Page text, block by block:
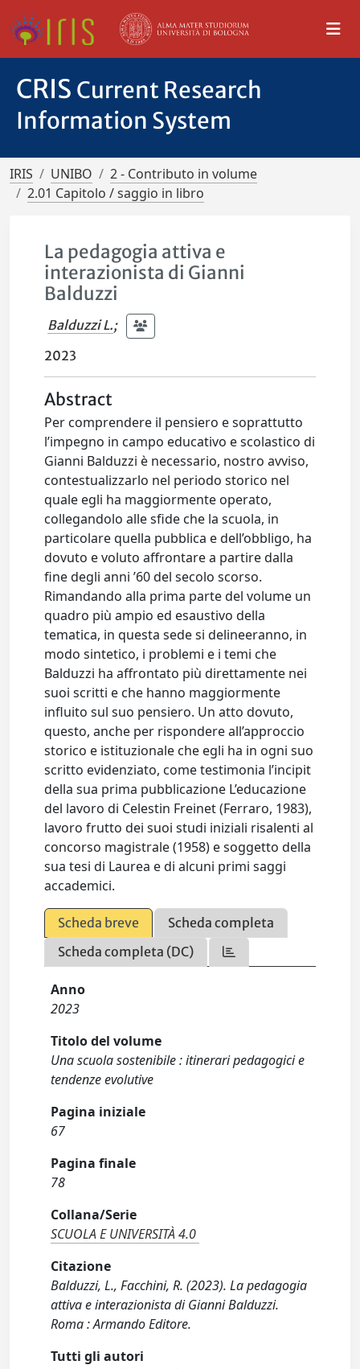
CRIS Current Research
Information System
IRIS UNIBO
2 - Contributo in volume
2.01 Capitolo / saggio in libro
La pedagogia attiva e
interazionista di Gianni
Balduzzi
Balduzzi L.;
2023
Abstract
Per comprendere il pensiero e soprattutto
l’impegno in campo educativo e scolastico di
Gianni Balduzzi è necessario, nostro avviso,
contestualizzarlo nel periodo storico nel
quale egli ha maggiormente operato,
collegandolo alle sfide che la scuola, in
particolare quella pubblica e dell’obbligo, ha
dovuto e voluto affrontare a partire dalla
fine degli anni ’60 del secolo scorso.
Rimandando alla prima parte del volume un
quadro più ampio ed esaustivo della
tematica, in questa sede si delineeranno, in
modo sintetico, i problemi e i temi che
Balduzzi ha affrontato più direttamente nei
suoi scritti e che hanno maggiormente
influito sul suo pensiero. Un atto dovuto,
questo, anche per rispondere all’approccio
storico e istituzionale che egli ha in ogni suo
scritto evidenziato, come testimonia l’incipit
della sua prima pubblicazione L’educazione
del lavoro di Celestin Freinet (Ferraro, 1983),
lavoro frutto dei suoi studi iniziali risalenti al
concorso magistrale (1958) e soggetto della
sua tesi di Laurea e di alcuni primi saggi
accademici.
Scheda breve
Scheda completa
Scheda completa (DC)
Anno
2023
Titolo del volume
Una scuola sostenibile : itinerari pedagogici e
tendenze evolutive
Pagina iniziale
67
Pagina finale
78
Collana/Serie
SCUOLA E UNIVERSITÀ 4.0
Citazione
Balduzzi, L., Facchini, R. (2023). La pedagogia
attiva e interazionista di Gianni Balduzzi.
Roma : Armando Editore.
Tutti gli autori